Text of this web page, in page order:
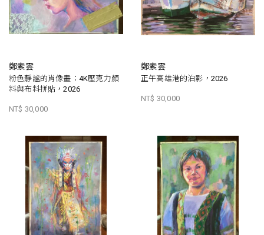
鄭素雲
粉色靜謐的肖像畫：4K壓克力顏
料與布料拼貼，2026
NT$ 30,000
鄭素雲
正午高雄港的泊影，2026
NT$ 30,000